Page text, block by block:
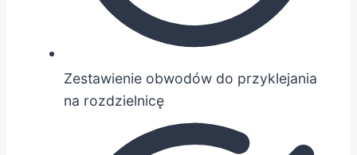
Zestawienie obwodów do przyklejania
na rozdzielnicę